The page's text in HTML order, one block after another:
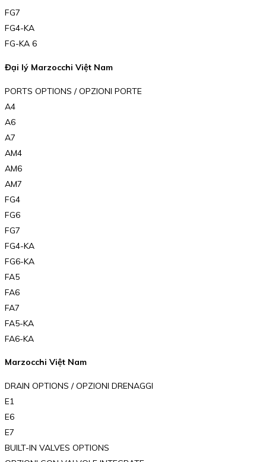
FG7
FG4-KA
FG-KA 6
Đại lý Marzocchi Việt Nam
PORTS OPTIONS / OPZIONI PORTE
A4
A6
A7
AM4
AM6
AM7
FG4
FG6
FG7
FG4-KA
FG6-KA
FA5
FA6
FA7
FA5-KA
FA6-KA
Marzocchi Việt Nam
DRAIN OPTIONS / OPZIONI DRENAGGI
E1
E6
E7
BUILT-IN VALVES OPTIONS